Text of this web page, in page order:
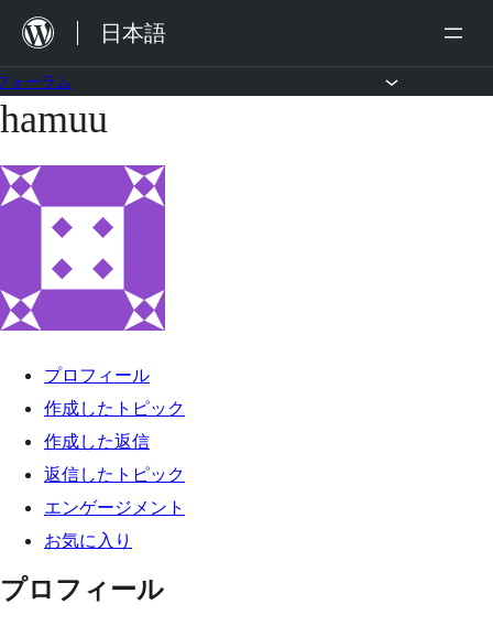
を
ス
ッ
日本語
ォーラム
コ
テ
ン
ス
hamuu
プロフィール
作成したトピック
作成した返信
返信したトピック
エンゲージメント
お気に入り
プロフィール